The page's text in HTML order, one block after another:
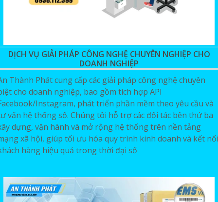
DỊCH VỤ GIẢI PHÁP CÔNG NGHỆ CHUYÊN NGHIỆP CHO
DOANH NGHIỆP
Thành Phát cung cấp các giải pháp công nghệ chuyên
cho doanh nghiệp, bao gồm tích hợp API
Instagram, phát triển phần mềm theo yêu cầu và
vấn hệ thống số. Chúng tôi hỗ trợ các đối tác bên thứ ba
dựng, vận hành và mở rộng hệ thống trên nền tảng
xã hội, giúp tối ưu hóa quy trình kinh doanh và kết nối
hàng hiệu quả trong thời đại số